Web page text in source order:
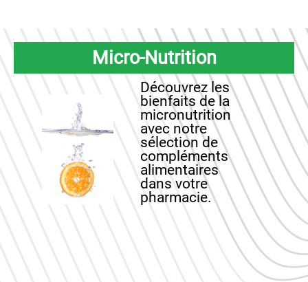
Micro-Nutrition
Découvrez les
bienfaits de la
micronutrition
avec notre
sélection de
compléments
alimentaires
dans votre
pharmacie.